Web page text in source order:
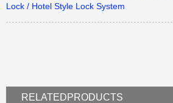
Lock / Hotel Style Lock System
RELATEDPRODUCTS